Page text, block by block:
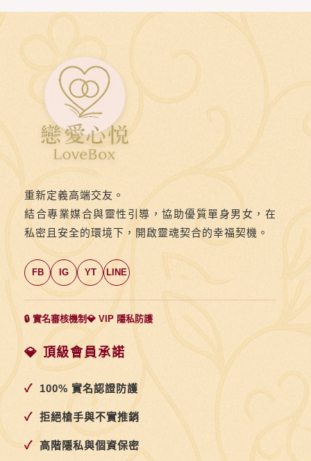
帶》
五
則：
她
更
期
你
「慢
細
不
是
暴
重新定義高端交友。
結合專業媒合與靈性引導，協助優質單身男女，在
私密且安全的環境下，開啟靈魂契合的幸福契機。
FB IG YT LINE
🔒 實名審核機制💎 VIP 隱私防護
💎 頂級會員承諾
✓ 100% 實名認證防護
✓ 拒絕槍手與不實推銷
✓ 高階隱私與個資保密